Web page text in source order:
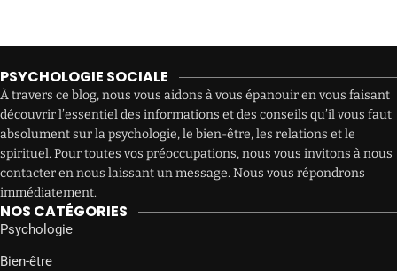
PSYCHOLOGIE SOCIALE
À travers ce blog, nous vous aidons à vous épanouir en vous faisant
découvrir l’essentiel des informations et des conseils qu’il vous faut
absolument sur la psychologie, le bien-être, les relations et le
spirituel. Pour toutes vos préoccupations, nous vous invitons à nous
contacter en nous laissant un message. Nous vous répondrons
immédiatement.
NOS CATÉGORIES
Psychologie
Bien-être